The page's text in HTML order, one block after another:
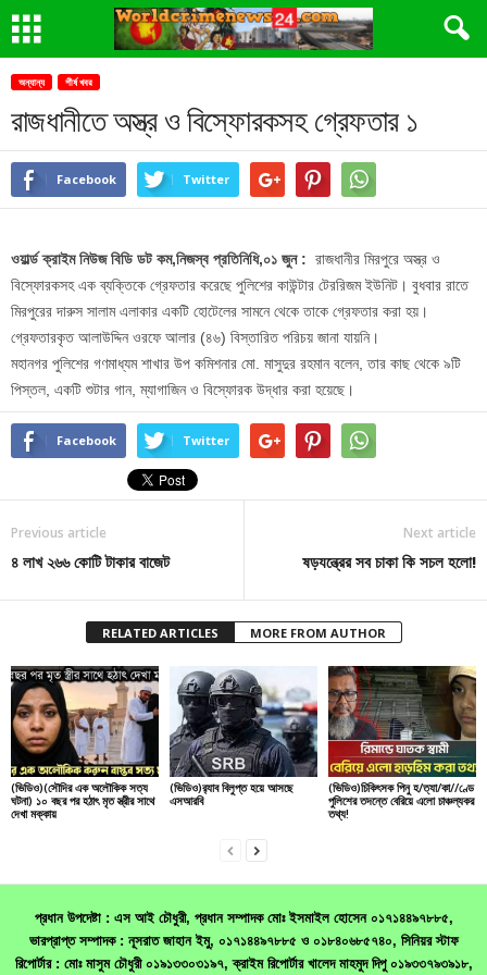
অন্যান্য শীর্ষ খবর
রাজধানীতে অস্ত্র ও বিস্ফোরকসহ গ্রেফতার ১
Facebook Twitter
ওয়ার্ল্ড ক্রাইম নিউজ বিডি ডট কম,নিজস্ব প্রতিনিধি,০১ জুন : রাজধানীর মিরপুরে অস্ত্র ও
বিস্ফোরকসহ এক ব্যক্তিকে গ্রেফতার করেছে পুলিশের কাউন্টার টেররিজম ইউনিট। বুধবার রাতে
মিরপুরের দারুস সালাম এলাকার একটি হোটেলের সামনে থেকে তাকে গ্রেফতার করা হয়।
গ্রেফতারকৃত আলাউদ্দিন ওরফে আলার (৪৬) বিস্তারিত পরিচয় জানা যায়নি।
মহানগর পুলিশের গণমাধ্যম শাখার উপ কমিশনার মো. মাসুদুর রহমান বলেন, তার কাছ থেকে ৯টি
পিস্তল, একটি শুটার গান, ম্যাগাজিন ও বিস্ফোরক উদ্ধার করা হয়েছে।
Facebook Twitter
Previous article
৪ লাখ ২৬৬ কোটি টাকার বাজেট
Next article
ষড়যন্ত্রের সব চাকা কি সচল হলো!
RELATED ARTICLES MORE FROM AUTHOR
(ভিডিও)(সৌদির এক অলৌকিক সত্য
ঘটনা) ১০ বছর পর হঠাৎ মৃত স্ত্রীর সাথে
দেখা মক্কায়
(ভিডিও)র‌্যাব বিলুপ্ত হয়ে আসছে
এসআরবি
(ভিডিও)চিকিৎসক পিনু হ/ত্যা/কা//ণ্ডে
পুলিশের তদন্তে বেরিয়ে এলো চাঞ্চল্যকর
তথ্য!
প্রধান উপদেষ্টা : এস আই চৌধুরী, প্রধান সম্পাদক মোঃ ইসমাইল হোসেন ০১৭১৪৪৯৭৮৮৫,
ভারপ্রাপ্ত সম্পাদক : নূসরাত জাহান ইমু, ০১৭১৪৪৯৭৮৮৫ ও ০১৮৪০৬৮৫৭৪০, সিনিয়র স্টাফ
রিপোর্টার : মোঃ মাসুম চৌধুরী ০১৯১৩৩০৩১৯৭, ক্রাইম রিপোর্টার খালেদ মাহমুদ দিপু ০১৯৩৩৭৯৩৯১৮,